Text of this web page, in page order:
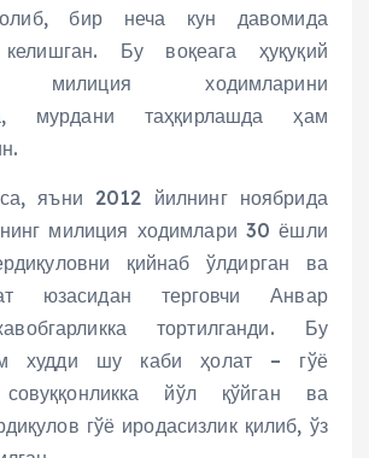
олиб, бир неча кун давомида
Бу воқеага ҳуқуқий
милиция ходимларини
мурдани таҳқирлашда ҳам
яъни 2012 йилнинг ноябрида
милиция ходимлари 30 ёшли
қийнаб ўлдирган ва
юзасидан терговчи Анвар
тортилганди. Бу
худди шу каби ҳолат – гўё
совуққонликка йўл қўйган ва
гўё иродасизлик қилиб, ўз